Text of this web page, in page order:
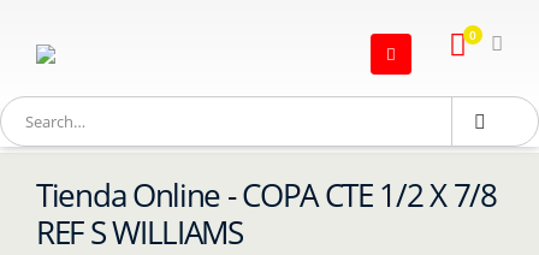
0
Tienda Online - COPA CTE 1/2 X 7/8
REF S WILLIAMS